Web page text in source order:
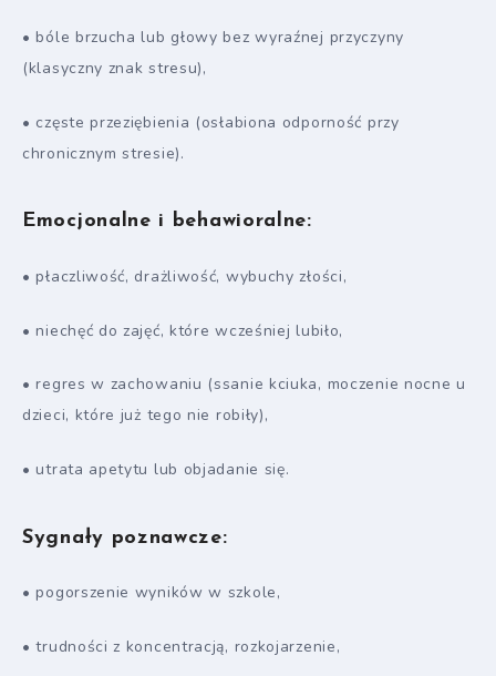
• bóle brzucha lub głowy bez wyraźnej przyczyny
(klasyczny znak stresu),
• częste przeziębienia (osłabiona odporność przy
chronicznym stresie).
Emocjonalne i behawioralne:
• płaczliwość, drażliwość, wybuchy złości,
• niechęć do zajęć, które wcześniej lubiło,
• regres w zachowaniu (ssanie kciuka, moczenie nocne u
dzieci, które już tego nie robiły),
• utrata apetytu lub objadanie się.
Sygnały poznawcze:
• pogorszenie wyników w szkole,
• trudności z koncentracją, rozkojarzenie,